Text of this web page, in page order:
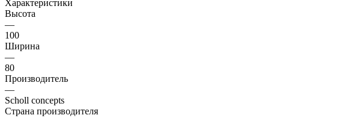
Характеристики
Высота
—
100
Ширина
—
80
Производитель
—
Scholl concepts
Страна производителя